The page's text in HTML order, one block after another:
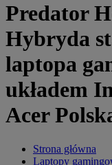
Predator
Hybryda
laptopa
układem
Acer
Strona główna
Laptopy